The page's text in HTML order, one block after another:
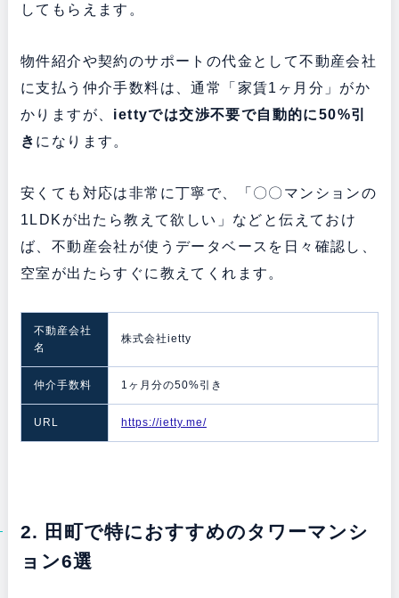
してもらえます。
物件紹介や契約のサポートの代金として不動産会社
に支払う仲介手数料は、通常「家賃1ヶ月分」がか
かりますが、 iettyでは交渉不要で自動的に50%引
き になります。
安くても対応は非常に丁寧で、「〇〇マンションの
1LDKが出たら教えて欲しい」などと伝えておけ
ば、不動産会社が使うデータベースを日々確認し、
空室が出たらすぐに教えてくれます。
不動産会社
名
株式会社ietty
仲介手数料 1ヶ月分の50%引き
URL https://ietty.me/
2. 田町で特におすすめのタワーマンシ
ョン6選